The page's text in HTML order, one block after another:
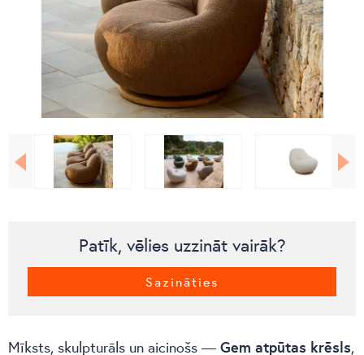
Patīk, vēlies uzzināt vairāk?
Sazināties
Mīksts, skulpturāls un aicinošs — Gem atpūtas krēsls,